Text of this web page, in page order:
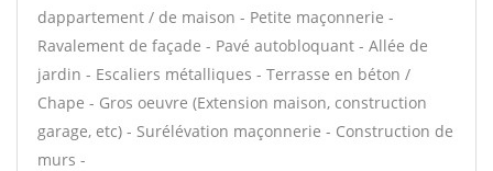
dappartement / de maison - Petite maçonnerie -
Ravalement de façade - Pavé autobloquant - Allée de
jardin - Escaliers métalliques - Terrasse en béton /
Chape - Gros oeuvre (Extension maison, construction
garage, etc) - Surélévation maçonnerie - Construction de
murs -